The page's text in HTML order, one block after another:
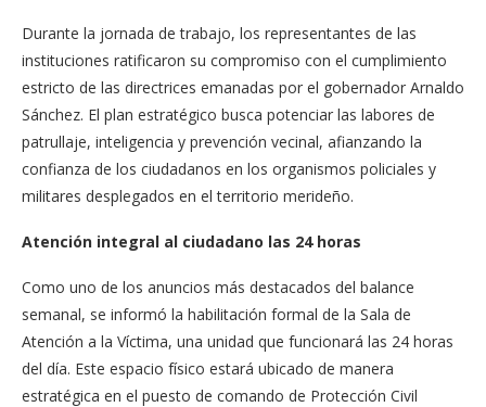
Durante la jornada de trabajo, los representantes de las
instituciones ratificaron su compromiso con el cumplimiento
estricto de las directrices emanadas por el gobernador Arnaldo
Sánchez. El plan estratégico busca potenciar las labores de
patrullaje, inteligencia y prevención vecinal, afianzando la
confianza de los ciudadanos en los organismos policiales y
militares desplegados en el territorio merideño.
Atención integral al ciudadano las 24 horas
Como uno de los anuncios más destacados del balance
semanal, se informó la habilitación formal de la Sala de
Atención a la Víctima, una unidad que funcionará las 24 horas
del día. Este espacio físico estará ubicado de manera
estratégica en el puesto de comando de Protección Civil